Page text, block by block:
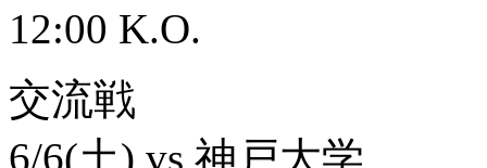
12:00 K.O.
交流戦
6/6(土) vs 神戸大学